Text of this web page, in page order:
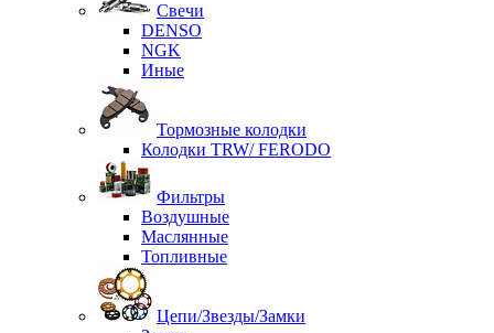
Свечи
DENSO
NGK
Иные
Тормозные колодки
Колодки TRW/ FERODO
Фильтры
Воздушные
Маслянные
Топливные
Цепи/Звезды/Замки